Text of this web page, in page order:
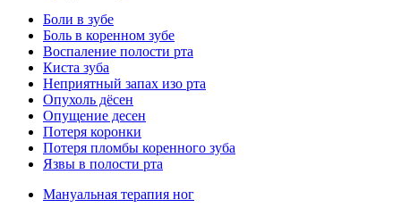
Боли в зубе
Боль в коренном зубе
Воспаление полости рта
Киста зуба
Неприятный запах изо рта
Опухоль дёсен
Опущение десен
Потеря коронки
Потеря пломбы коренного зуба
Язвы в полости рта
Мануальная терапия ног